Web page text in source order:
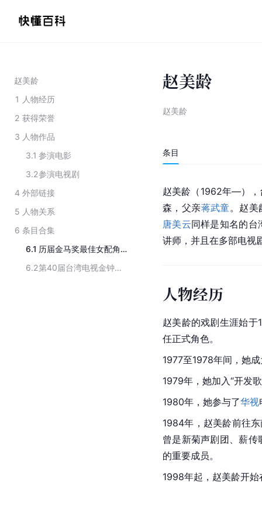
赵美龄
1 人物经历
2 获得荣誉
3 人物作品
3.1 参演电影
3.2参演电视剧
4 外部链接
5 人物关系
6 条目合集
6.1
历届金马奖最佳女配角得主
6.2
第40届台湾电视金钟奖获奖者
赵美龄
赵美龄
条目
赵美龄（1962年—），
森，父亲蒋武童。赵美
唐美云同样是知名的台
讲师，并且在多部电视
人物经历
赵美龄的戏剧生涯始于
任正式角色。
1977至1978年间，她
1979年，她加入“开发
1980年，她参与了华视
1984年，赵美龄前往
曾是新菊声剧团、薪
的重要成员。
1998年起，赵美龄开始